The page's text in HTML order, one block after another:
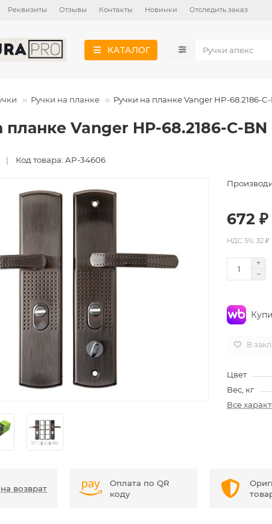
Реквизиты Отзывы Контакты Новинки Отследить заказ
КАТАЛОГ
Ручки на планке Ручки на планке Vanger HP-68.2186-
планке Vanger HP-68.2186-C-BN
Код товара: AP-34606
672 ₽
НДС 5%: 32 ₽
В
Цвет
Вес, кг
Все
возврат
Оплата по QR
коду